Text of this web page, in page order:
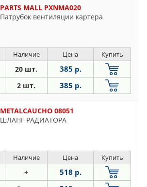
PARTS MALL PXNMA020
Патрубок вентиляции картера
Наличие Цена Купить
20 шт. 385 р.
2 шт. 385 р.
METALCAUCHO 08051
ШЛАНГ РАДИАТОРА
Наличие Цена Купить
+ 518 р.